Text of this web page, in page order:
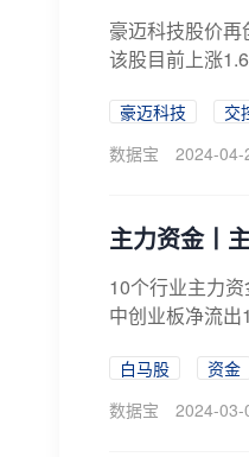
豪迈科技股价
该股目前上涨
豪迈科技 交
数据宝
2024-
主力资金丨
10个行业主力
中创业板净流
白马股 资金
数据宝
2024-03-